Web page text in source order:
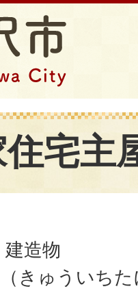
住宅主
造物
（きゅういち